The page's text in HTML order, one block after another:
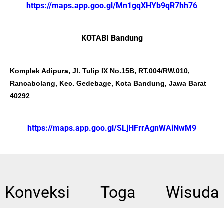
https://maps.app.goo.gl/Mn1gqXHYb9qR7hh76
KOTABI Bandung
Komplek Adipura, Jl. Tulip IX No.15B, RT.004/RW.010,
Rancabolang, Kec. Gedebage, Kota Bandung, Jawa Barat
40292
https://maps.app.goo.gl/SLjHFrrAgnWAiNwM9
Konveksi Toga Wisuda